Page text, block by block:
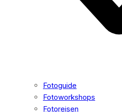
Fotoguide
Fotoworkshops
Fotoreisen